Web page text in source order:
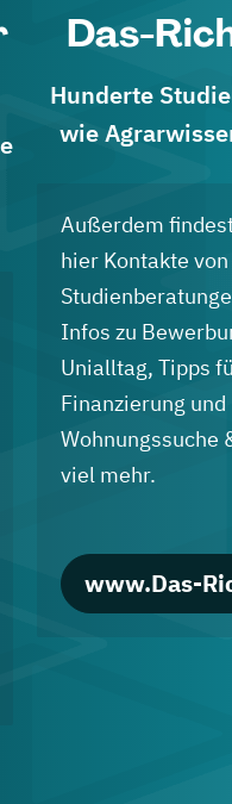
Das-
Hunderte
wie
Außerdem
hier Kontakte von
Infos zu
Unialltag, Tipps
Finanzierung und
Wohnungssuche
viel mehr.
www.Das-